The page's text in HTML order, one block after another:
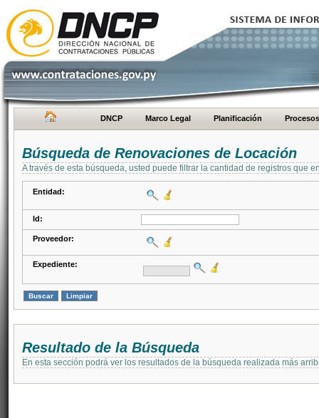
DNCP Marco Legal Planificación Procesos
Búsqueda de Renovaciones de Locación
A través de esta búsqueda, usted puede filtrar la cantidad de registros que
Entidad:
Id:
Proveedor:
Expediente:
Resultado de la Búsqueda
En esta sección podrá ver los resultados de la búsqueda realizada más